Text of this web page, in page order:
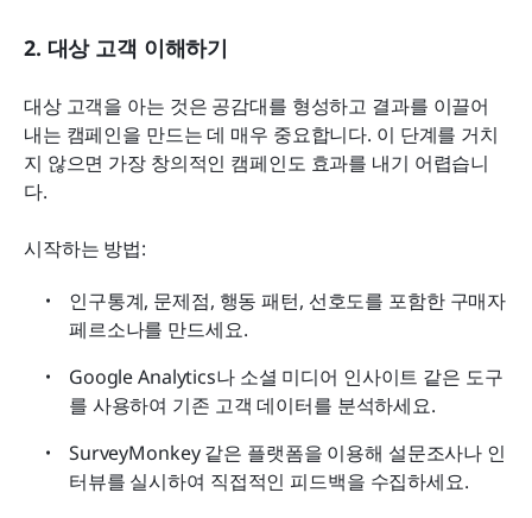
2. 대상 고객 이해하기
대상 고객을 아는 것은 공감대를 형성하고 결과를 이끌어
내는 캠페인을 만드는 데 매우 중요합니다. 이 단계를 거치
지 않으면 가장 창의적인 캠페인도 효과를 내기 어렵습니
다.
시작하는 방법:
인구통계, 문제점, 행동 패턴, 선호도를 포함한 구매자
페르소나를 만드세요.
Google Analytics나 소셜 미디어 인사이트 같은 도구
를 사용하여 기존 고객 데이터를 분석하세요.
SurveyMonkey 같은 플랫폼을 이용해 설문조사나 인
터뷰를 실시하여 직접적인 피드백을 수집하세요.